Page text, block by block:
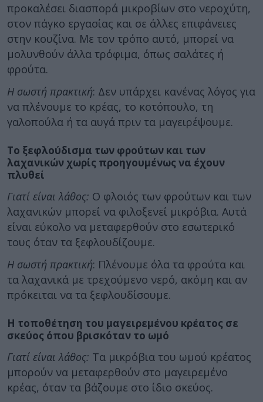
προκαλέσει διασπορά μικροβίων στο νεροχύτη,
στον πάγκο εργασίας και σε άλλες επιφάνειες
στην κουζίνα. Με τον τρόπο αυτό, μπορεί να
μολυνθούν άλλα τρόφιμα, όπως σαλάτες ή
φρούτα.
Η σωστή πρακτική: Δεν υπάρχει κανένας λόγος για
να πλένουμε το κρέας, το κοτόπουλο, τη
γαλοπούλα ή τα αυγά πριν τα μαγειρέψουμε.
Το ξεφλούδισμα των φρούτων και των
λαχανικών χωρίς προηγουμένως να έχουν
πλυθεί
Γιατί είναι λάθος: Ο φλοιός των φρούτων και των
λαχανικών μπορεί να φιλοξενεί μικρόβια. Αυτά
είναι εύκολο να μεταφερθούν στο εσωτερικό
τους όταν τα ξεφλουδίζουμε.
Η σωστή πρακτική: Πλένουμε όλα τα φρούτα και
τα λαχανικά με τρεχούμενο νερό, ακόμη και αν
πρόκειται να τα ξεφλουδίσουμε.
Η τοποθέτηση του μαγειρεμένου κρέατος σε
σκεύος όπου βρισκόταν το ωμό
Γιατί είναι λάθος: Τα μικρόβια του ωμού κρέατος
μπορούν να μεταφερθούν στο μαγειρεμένο
κρέας, όταν τα βάζουμε στο ίδιο σκεύος.